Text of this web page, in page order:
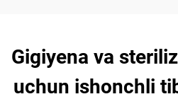
Gigiyena va
uchun ishonchli